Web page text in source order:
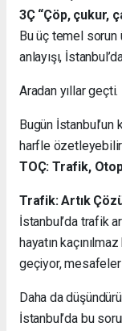
3Ç “Çöp, çukur,
Bu üç temel
anlayışı,
Aradan yıllar
Bugün İstanbul’un
harfle
TOÇ: Trafik,
Trafik: Artık
İstanbul’da trafik
hayatın
geçiyor, mesafeler
Daha da
İstanbul’da bu